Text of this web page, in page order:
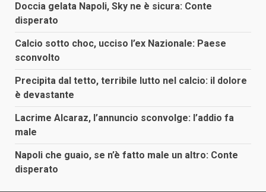
Doccia gelata Napoli, Sky ne è sicura: Conte
disperato
Calcio sotto choc, ucciso l’ex Nazionale: Paese
sconvolto
Precipita dal tetto, terribile lutto nel calcio: il dolore
è devastante
Lacrime Alcaraz, l’annuncio sconvolge: l’addio fa
male
Napoli che guaio, se n’è fatto male un altro: Conte
disperato